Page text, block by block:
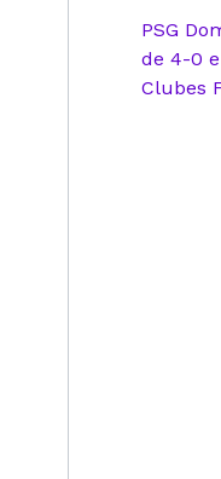
PSG
de 4-0
Clubes